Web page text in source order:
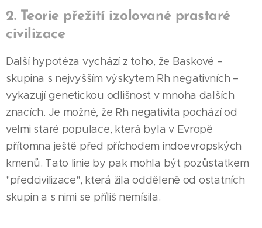
2. Teorie přežití izolované prastaré
civilizace
Další hypotéza vychází z toho, že Baskové –
skupina s nejvyšším výskytem Rh negativních –
vykazují genetickou odlišnost v mnoha dalších
znacích. Je možné, že Rh negativita pochází od
velmi staré populace, která byla v Evropě
přítomna ještě před příchodem indoevropských
kmenů. Tato linie by pak mohla být pozůstatkem
"předcivilizace", která žila odděleně od ostatních
skupin a s nimi se příliš nemísila.